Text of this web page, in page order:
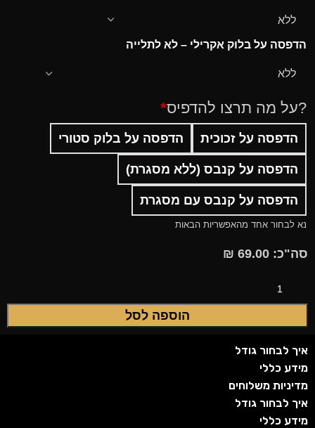
הדפסה על בלוק אקרילי – לא לתלייה
?על מה תרצו להדפיס*
הדפסה על זכוכית הדפסה על בלוק סטורי
הדפסה על קנבס (ללא מסגרת)
הדפסה על קנבס עם מסגרת
נא לבחור אחד מהאפשריות הבאות
סה"כ: 69.00
₪
הוספה לסל
איך לבחור גודל
מידע כללי
מדיניות משלוחים
איך לבחור גודל
מידע כללי